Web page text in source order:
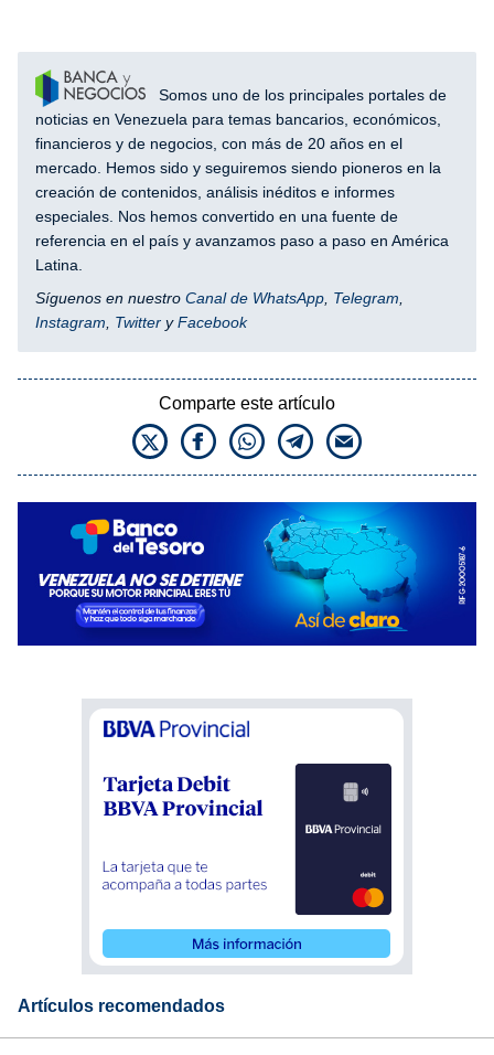
Somos uno de los principales portales de
noticias en Venezuela para temas bancarios, económicos,
financieros y de negocios, con más de 20 años en el
mercado. Hemos sido y seguiremos siendo pioneros en la
creación de contenidos, análisis inéditos e informes
especiales. Nos hemos convertido en una fuente de
referencia en el país y avanzamos paso a paso en América
Latina.
Síguenos en nuestro Canal de WhatsApp Telegram
Instagram
Twitter yFacebook
Comparte este artículo
Artículos recomendados